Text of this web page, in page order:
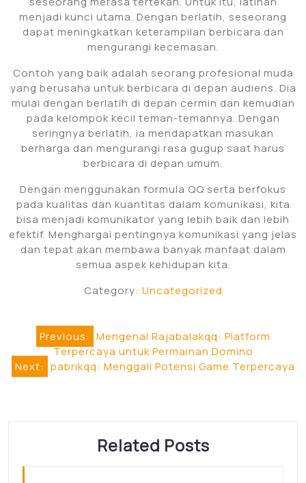
menjadi kunci utama. Dengan berlatih, seseorang
dapat meningkatkan keterampilan berbicara dan
mengurangi kecemasan.
Contoh yang baik adalah seorang profesional muda
yang berusaha untuk berbicara di depan audiens. Dia
mulai dengan berlatih di depan cermin dan kemudian
pada kelompok kecil teman-temannya. Dengan
seringnya berlatih, ia mendapatkan masukan
berharga dan mengurangi rasa gugup saat harus
berbicara di depan umum.
Dengan menggunakan formula QQ serta berfokus
pada kualitas dan kuantitas dalam komunikasi, kita
bisa menjadi komunikator yang lebih baik dan lebih
efektif. Menghargai pentingnya komunikasi yang jelas
dan tepat akan membawa banyak manfaat dalam
semua aspek kehidupan kita.
Category: Uncategorized
Post
navigation
Previous: Mengenal Rajabalakqq: Platform
Terpercaya untuk Permainan Domino
Next: pabrikqq: Menggali Potensi Game Terpercaya
Related Posts